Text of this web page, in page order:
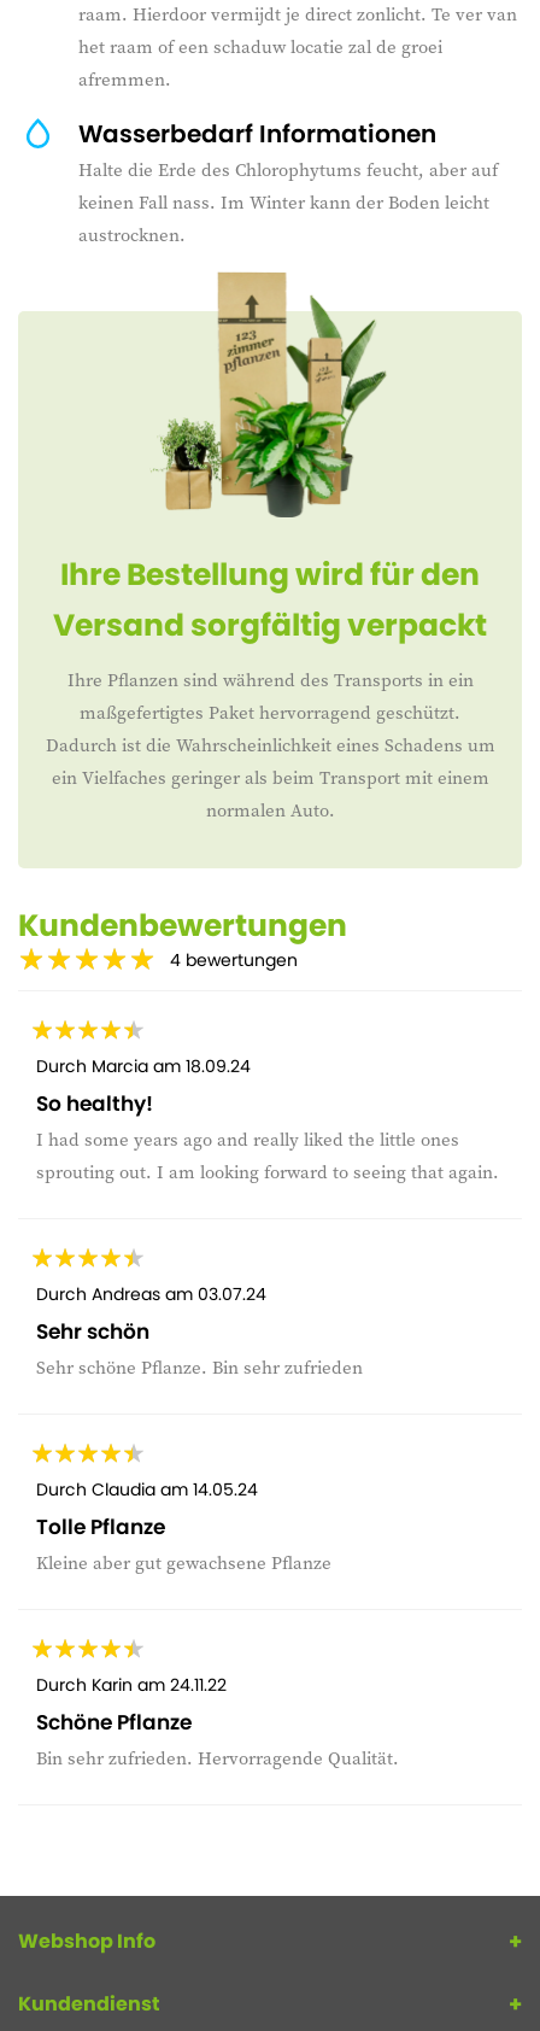
raam. Hierdoor vermijdt je direct zonlicht. Te ver van
het raam of een schaduw locatie zal de groei
afremmen.
Wasserbedarf Informationen
Halte die Erde des Chlorophytums feucht, aber auf
keinen Fall nass. Im Winter kann der Boden leicht
austrocknen.
Ihre Bestellung wird für den
Versand sorgfältig verpackt
Ihre Pflanzen sind während des Transports in ein
maßgefertigtes Paket hervorragend geschützt.
Dadurch ist die Wahrscheinlichkeit eines Schadens um
ein Vielfaches geringer als beim Transport mit einem
normalen Auto.
Kundenbewertungen
4 bewertungen
Durch Marcia am 18.09.24
So healthy!
I had some years ago and really liked the little ones
sprouting out. I am looking forward to seeing that again.
Durch Andreas am 03.07.24
Sehr schön
Sehr schöne Pflanze. Bin sehr zufrieden
Durch Claudia am 14.05.24
Tolle Pflanze
Kleine aber gut gewachsene Pflanze
Durch Karin am 24.11.22
Schöne Pflanze
Bin sehr zufrieden. Hervorragende Qualität.
Webshop Info
Kundendienst